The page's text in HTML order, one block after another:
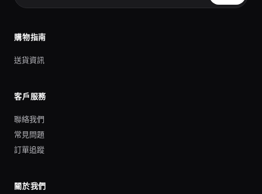
購物指南
送貨資訊
客戶服務
聯絡我們
常見問題
訂單追蹤
關於我們